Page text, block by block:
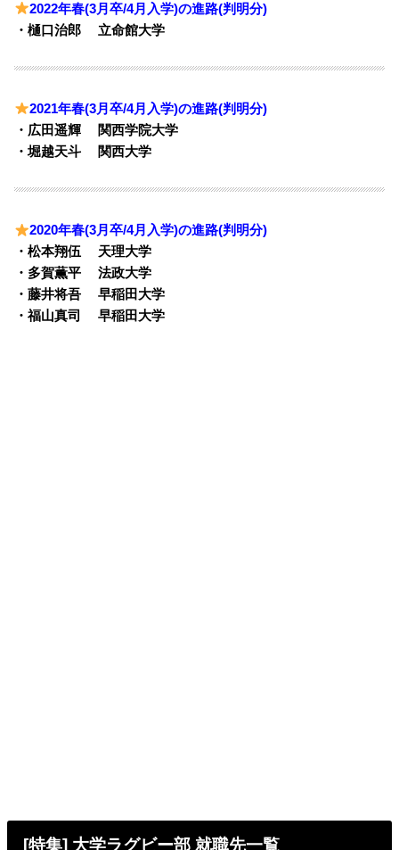
2022年春(3月卒/4月入学)の進路(判明分)
・樋口治郎 立命館大学
2021年春(3月卒/4月入学)の進路(判明分)
・広田遥輝 関西学院大学
・堀越天斗 関西大学
2020年春(3月卒/4月入学)の進路(判明分)
・松本翔伍 天理大学
・多賀薫平 法政大学
・藤井将吾 早稲田大学
・福山真司 早稲田大学
[特集] 大学ラグビー部 就職先一覧